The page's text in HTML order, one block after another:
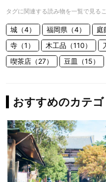
タグに関連する読み物を一覧で見る
城（4） 福岡県（4） 庭
寺（1）
木工品（110）
喫茶店（27）
豆皿（15）
おすすめのカテゴ